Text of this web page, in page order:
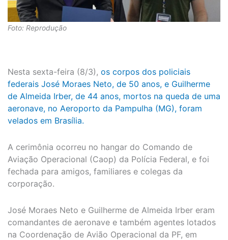
Foto: Reprodução
Nesta sexta-feira (8/3), os corpos dos policiais
federais José Moraes Neto, de 50 anos, e Guilherme
de Almeida Irber, de 44 anos, mortos na queda de uma
aeronave, no Aeroporto da Pampulha (MG), foram
velados em Brasília.
A cerimônia ocorreu no hangar do Comando de
Aviação Operacional (Caop) da Polícia Federal, e foi
fechada para amigos, familiares e colegas da
corporação.
José Moraes Neto e Guilherme de Almeida Irber eram
comandantes de aeronave e também agentes lotados
na Coordenação de Avião Operacional da PF, em